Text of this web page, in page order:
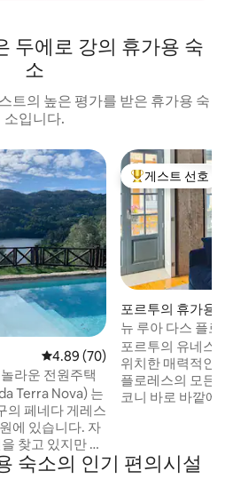
두에로 강의 휴가용 숙
소
트의 높은 평가를 받은 휴가용 숙
소입니다.
평점 4.89점(5점 만점), 후기 70
4.89 (70)
라운 전원주택
Terra Nova) 는
의 페네다 게레스
있습니다. 자
찾고 있지만 가
과 근접성을 배
에 왔습니다. 환
상위 게스트 선호
게스트 선호
포르투의 휴가용
뉴 루아 다스 플로
망
포르투의 유네스
위치한 매력적인
플로레스의 모든
코니 바로 바깥에
며 작은 발코니에
숙소의 인기 편의시설